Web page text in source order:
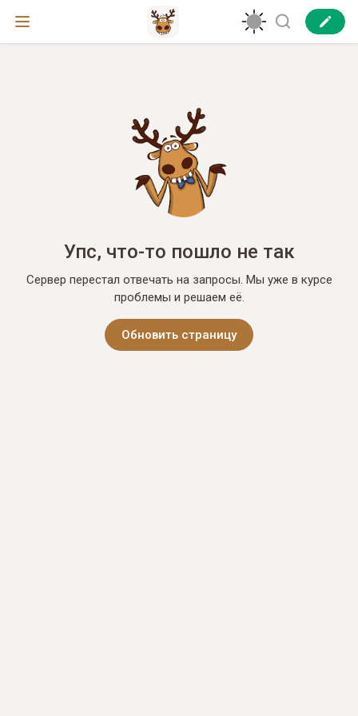
Упс, что-то пошло не так
Сервер перестал отвечать на запросы. Мы уже в курсе
проблемы и решаем её.
Обновить страницу